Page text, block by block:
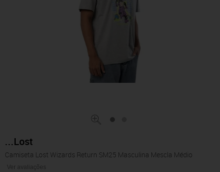
...Lost
Camiseta Lost Wizards Return SM25 Masculina Mescla Médio
Ver avaliações